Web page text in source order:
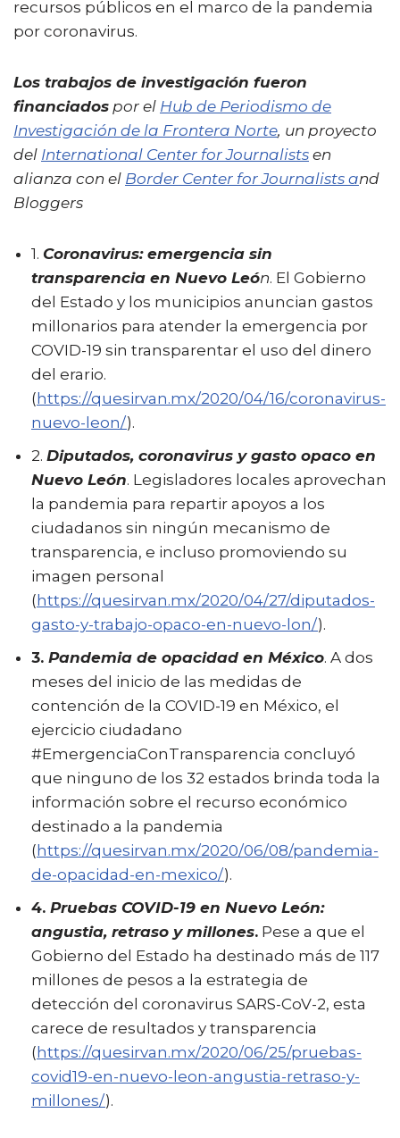
recursos públicos en el marco de la pandemia
por coronavirus.
Los trabajos de investigación fueron
financiados por el Hub de Periodismo de
Investigación de la Frontera Norte, un proyecto
del International Center for Journalists en
alianza con el Border Center for Journalists and
Bloggers
1. Coronavirus: emergencia sin
transparencia en Nuevo León. El Gobierno
del Estado y los municipios anuncian gastos
millonarios para atender la emergencia por
COVID-19 sin transparentar el uso del dinero
del erario.
(https://quesirvan.mx/2020/04/16/coronavirus-
nuevo-leon/).
2. Diputados, coronavirus y gasto opaco en
Nuevo León. Legisladores locales aprovechan
la pandemia para repartir apoyos a los
ciudadanos sin ningún mecanismo de
transparencia, e incluso promoviendo su
imagen personal
(https://quesirvan.mx/2020/04/27/diputados-
gasto-y-trabajo-opaco-en-nuevo-lon/).
3. Pandemia de opacidad en México. A dos
meses del inicio de las medidas de
contención de la COVID-19 en México, el
ejercicio ciudadano
#EmergenciaConTransparencia concluyó
que ninguno de los 32 estados brinda toda la
información sobre el recurso económico
destinado a la pandemia
(https://quesirvan.mx/2020/06/08/pandemia-
de-opacidad-en-mexico/).
4. Pruebas COVID-19 en Nuevo León:
angustia, retraso y millones. Pese a que el
Gobierno del Estado ha destinado más de 117
millones de pesos a la estrategia de
detección del coronavirus SARS-CoV-2, esta
carece de resultados y transparencia
(https://quesirvan.mx/2020/06/25/pruebas-
covid19-en-nuevo-leon-angustia-retraso-y-
millones/).